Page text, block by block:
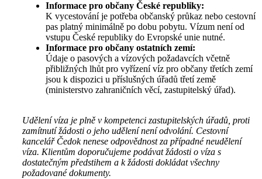
Informace pro občany České republiky:
K vycestování je potřeba občanský průkaz nebo cestovní
pas platný minimálně po dobu pobytu. Vízum není od
vstupu České republiky do Evropské unie nutné.
Informace pro občany ostatních zemí:
Údaje o pasových a vízových požadavcích včetně
přibližných lhůt pro vyřízení víz pro občany třetích zemí
jsou k dispozici u příslušných úřadů třetí země
(ministerstvo zahraničních věcí, zastupitelský úřad).
Udělení víza je plně v kompetenci zastupitelských úřadů, proti
zamítnutí žádosti o jeho udělení není odvolání. Cestovní
kancelář Čedok nenese odpovědnost za případné neudělení
víza. Klientům doporučujeme podávat žádosti o víza s
dostatečným předstihem a k žádosti dokládat všechny
požadované dokumenty.